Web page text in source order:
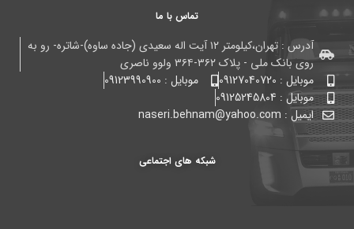
تماس با ما
آدرس : تهران،کیلومتر ۱۲ آیت اله سعیدی (جاده ساوه)-شاتره- رو به
روی بانک ملی - پلاک ۳۶۲-۳۶۴ ولوو ناصری
موبایل : 09127040720
موبایل : 09123990900
موبایل : 09125245804
ایمیل : naseri.behnam@yahoo.com
شبکه های اجتماعی